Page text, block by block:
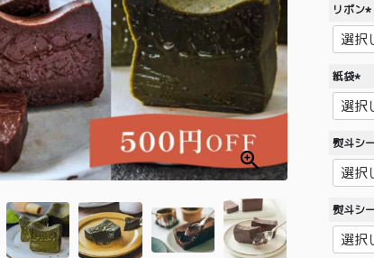
リボン
(
紙袋
(
必
)
熨斗シ
熨斗シ